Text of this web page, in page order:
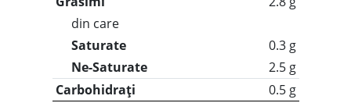
din care
Saturate
0.3 g
Ne-Saturate
2.5 g
Carbohidrați
0.5 g